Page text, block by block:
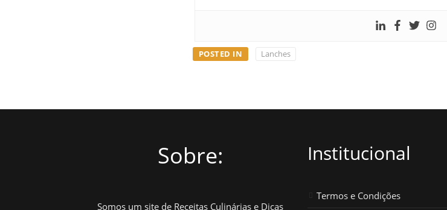
POSTED IN Lanches
Sobre:
Somos um site de Receitas Culinárias e Dicas
Institucional
Termos e Condições